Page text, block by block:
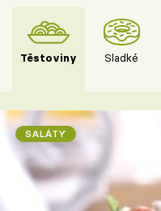
Těstoviny Sladké
SALÁTY